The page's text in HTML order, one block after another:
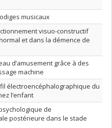
musicaux
visuo-constructif
et dans la démence de
d’amusement grâce à des
machine
électroencéphalographique du
l’enfant
de
postérieure dans le stade